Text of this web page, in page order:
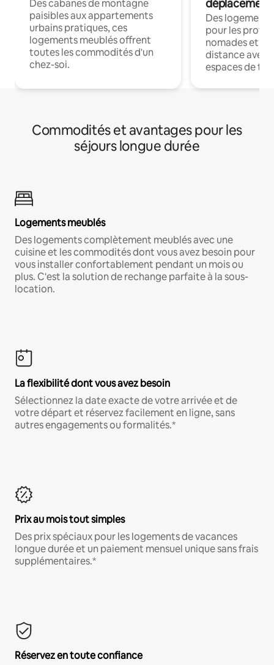
Des cabanes de montagne
paisibles aux appartements
urbains pratiques, ces
logements meublés offrent
toutes les commodités d'un
chez-soi.
déplacement
Des
pour les
nomades et
distance avec
espaces de
Commodités et avantages pour les
séjours longue durée
Logements meublés
Des logements complètement meublés avec une
cuisine et les commodités dont vous avez besoin pour
vous installer confortablement pendant un mois ou
plus. C'est la solution de rechange parfaite à la sous-
location.
La flexibilité dont vous avez besoin
Sélectionnez la date exacte de votre arrivée et de
votre départ et réservez facilement en ligne, sans
autres engagements ou formalités.*
Prix au mois tout simples
Des prix spéciaux pour les logements de vacances
longue durée et un paiement mensuel unique sans frais
supplémentaires.*
Réservez en toute confiance